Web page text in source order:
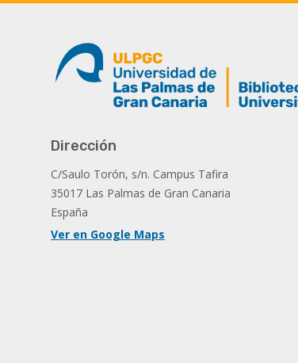
Dirección
C/Saulo Torón, s/n. Campus Tafira
35017 Las Palmas de Gran Canaria
España
Ver en Google Maps